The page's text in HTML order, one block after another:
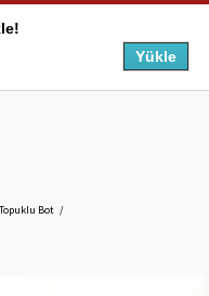
Topuklu Bot
Yükle